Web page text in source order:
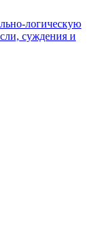
логическую
суждения и